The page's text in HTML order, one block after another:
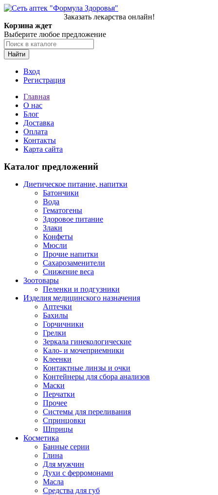
Заказать лекарства онлайн!
Корзина ждет
Выберите любое предложение
Найти
Вход
Регистрация
Главная
О нас
Блог
Доставка
Оплата
Контакты
Карта сайта
Каталог предложений
Диетическое питание, напитки
Батончики
Вода
Гематогены
Здоровое питание
Злаки
Конфеты
Мюсли
Прочие напитки
Сахарозаменители
Снижение веса
Зоотовары
Пеленки и подгузники
Изделия медицинского назначения
Аптечки
Бахилы
Горчичники
Грелки
Зеркала гинекологические
Кало- и мочеприемники
Клеенки
Контактные линзы и очки
Контейнеры для сбора анализов
Маски
Перчатки
Прочее
Системы для переливания
Спринцовки
Шприцы
Косметика
Банные серии
Глина
Для мужчин
Духи с ферромонами
Масла
Средства для губ